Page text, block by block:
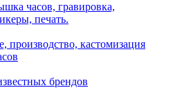
часов, гравировка,
печать.
производство, кастомизация
брендов